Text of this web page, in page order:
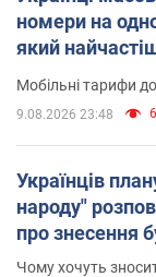
номери на
який
Мобільні тарифи
9.08.2026 23:48
Українців
народу"
про знесення
Чому хочуть